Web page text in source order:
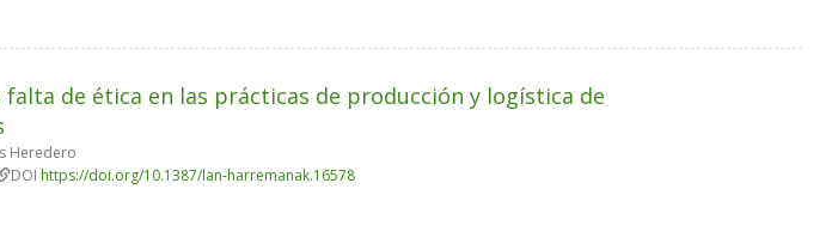
de ética en las prácticas de producción y logística de
Heredero
DOI https://doi.org/10.1387/lan-harremanak.16578